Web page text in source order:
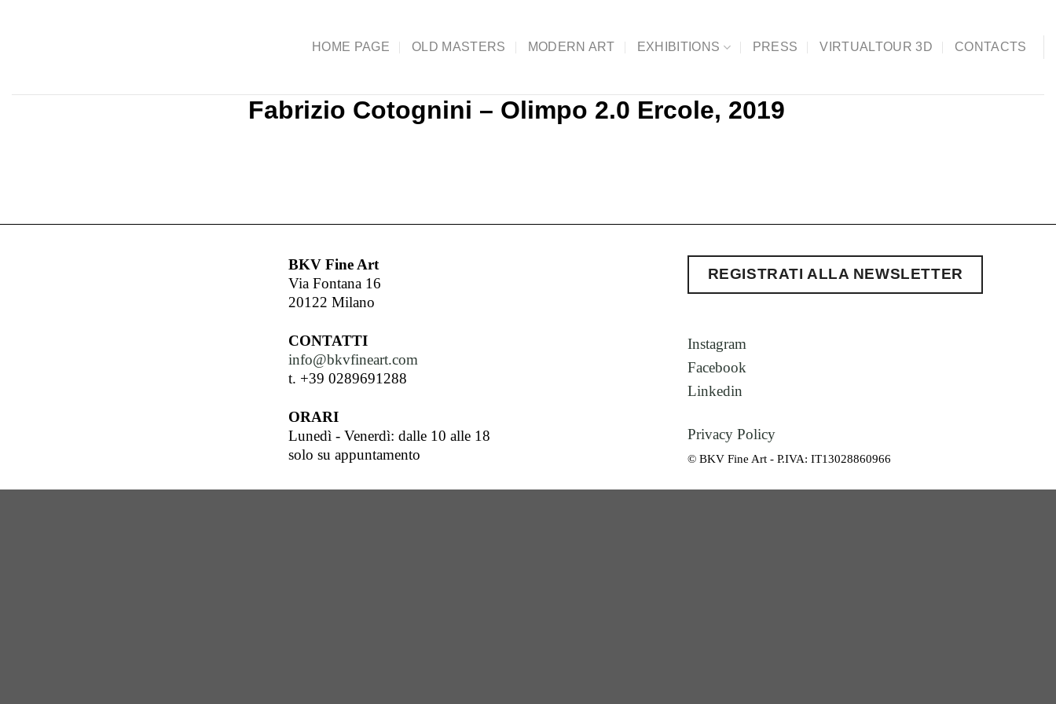
HOME PAGE OLD MASTERS MODERN ART EXHIBITIONS PRESS VIRTUALTOUR 3D CONTACTS
Fabrizio Cotognini – Olimpo 2.0 Ercole, 2019
BKV Fine Art
Via Fontana 16
20122 Milano
CONTATTI
info@bkvfineart.com
t. +39 0289691288
ORARI
Lunedì - Venerdì: dalle 10 alle 18
solo su appuntamento
REGISTRATI ALLA NEWSLETTER
Instagram
Facebook
Linkedin
Privacy Policy
© BKV Fine Art - P.IVA: IT13028860966